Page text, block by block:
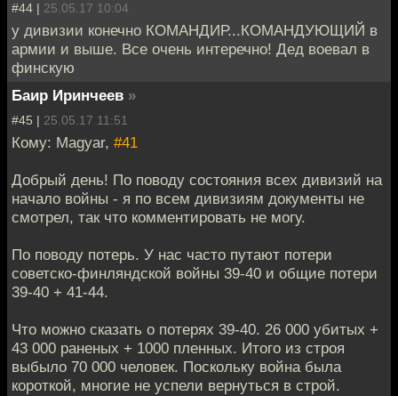
#44 | 25.05.17 10:04
у дивизии конечно КОМАНДИР...КОМАНДУЮЩИЙ в
армии и выше. Все очень интеречно! Дед воевал в
финскую
Баир Иринчеев »
#45 | 25.05.17 11:51
Кому: Magyar, #41
Добрый день! По поводу состояния всех дивизий на
начало войны - я по всем дивизиям документы не
смотрел, так что комментировать не могу.
По поводу потерь. У нас часто путают потери
советско-финляндской войны 39-40 и общие потери
39-40 + 41-44.
Что можно сказать о потерях 39-40. 26 000 убитых +
43 000 раненых + 1000 пленных. Итого из строя
выбыло 70 000 человек. Поскольку война была
короткой, многие не успели вернуться в строй.